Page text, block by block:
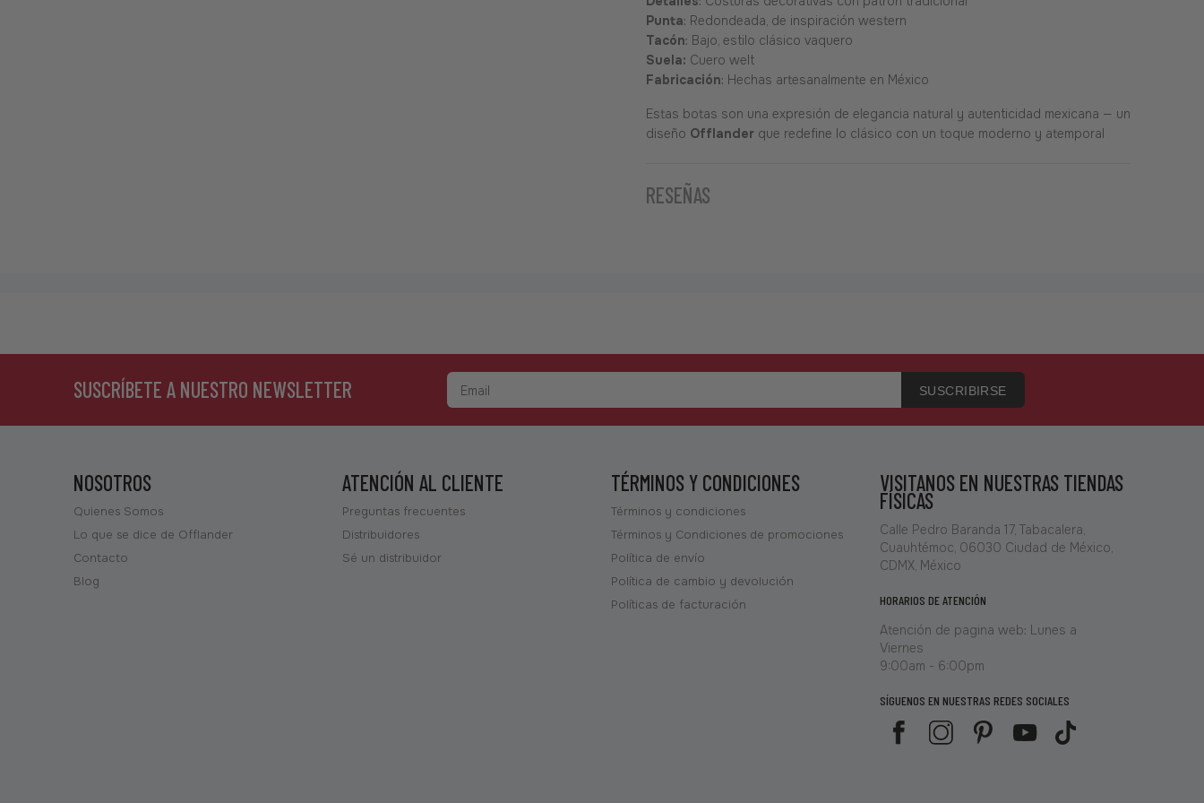
Punta: Redondeada, de inspiración western
Tacón: Bajo, estilo clásico vaquero
Suela: Cuero welt
Fabricación: Hechas artesanalmente en México
Estas botas son una expresión de elegancia natural y autenticidad mexicana — un
diseño Offlander que redefine lo clásico con un toque moderno y atemporal
RESEÑAS
SUSCRÍBETE A NUESTRO NEWSLETTER SUSCRIBIRSE
NOSOTROS
Quienes Somos
Lo que se dice de Offlander
Contacto
Blog
ATENCIÓN AL CLIENTE
Preguntas frecuentes
Distribuidores
Sé un distribuidor
TÉRMINOS Y CONDICIONES
Términos y condiciones
Términos y Condiciones de promociones
Política de envío
Política de cambio y devolución
Políticas de facturación
VISITANOS EN NUESTRAS TIENDAS
FÍSICAS
Calle Pedro Baranda 17, Tabacalera,
Cuauhtémoc, 06030 Ciudad de México,
CDMX, México
HORARIOS DE ATENCIÓN
Atención de pagina web: Lunes a
Viernes
9:00am - 6:00pm
SÍGUENOS EN NUESTRAS REDES SOCIALES